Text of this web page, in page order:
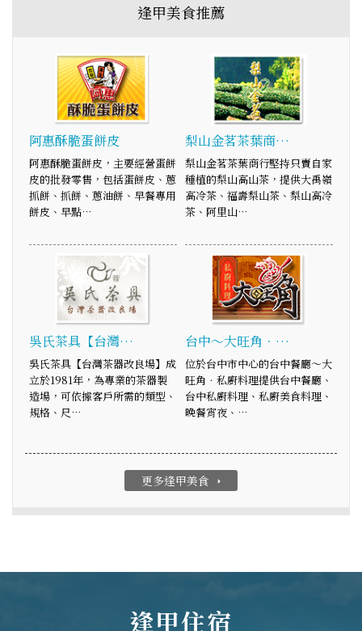
逢甲美食推薦
阿惠酥脆蛋餅皮
阿惠酥脆蛋餅皮，主要經營蛋餅
皮的批發零售，包括蛋餅皮、蔥
抓餅、抓餅、蔥油餅、早餐專用
餅皮、早點…
梨山金茗茶葉商…
梨山金茗茶葉商行堅持只賣自家
種植的梨山高山茶，提供大禹嶺
高冷茶、福壽梨山茶、梨山高冷
茶、阿里山…
吳氏茶具【台灣…
吳氏茶具【台灣茶器改良場】成
立於1981年，為專業的茶器製
造場，可依據客戶所需的類型、
規格、尺…
台中～大旺角．…
位於台中市中心的台中餐廳～大
旺角．私廚料理提供台中餐廳、
台中私廚料理、私廚美食料理、
晚餐宵夜、…
更多逢甲美食 arrow_right
逢甲住宿